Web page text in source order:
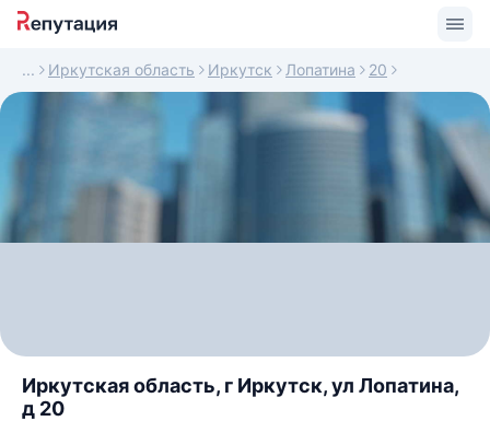
Иркутская область Иркутск Лопатина 20
Иркутская область, г Иркутск, ул Лопатина,
д 20